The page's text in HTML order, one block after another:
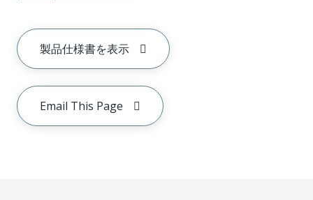
製品仕様書を表示
Email This Page